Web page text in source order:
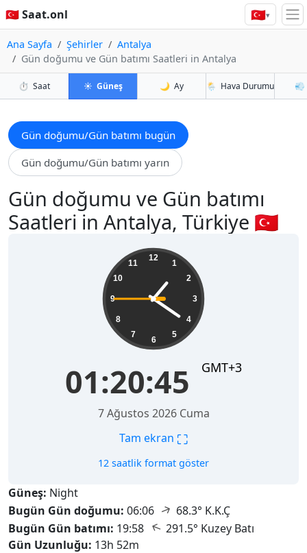
🇹🇷 Saat.onl 🇹🇷▾
Ana Sayfa Şehirler
Antalya
Gün doğumu ve Gün batımı Saatleri in Antalya
⏱️ Saat ☀️ Güneş 🌙 Ay 🌦️ Hava Durumu 💨
Gün doğumu/Gün batımı bugün
Gün doğumu/Gün batımı yarın
Gün doğumu ve Gün batımı
Saatleri in Antalya, Türkiye 🇹🇷
12
1
2
3
4
5
6
7
8
9
10
11
01:20:46 GMT+3
7 Ağustos 2026 Cuma
Tam ekran ⛶
12 saatlik format göster
Güneş: Night
Bugün Gün doğumu: 06:06 ↑ 68.3° K.K.Ç
Bugün Gün batımı: 19:58 ↑ 291.5° Kuzey Batı
Gün Uzunluğu: 13h 52m